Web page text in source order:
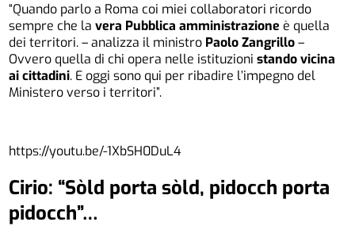
“Quando parlo a Roma coi miei collaboratori ricordo
sempre che lavera Pubblica amministrazione è quella
dei territori. – analizza il ministro Paolo Zangrillo–
Ovvero quella di chi opera nelle istituzionistando vicina
ai cittadini. E oggi sono qui per ribadire l’impegno del
Ministero verso i territori”.
https://youtu.be/-1XbSH0DuL4
Cirio: “Sòld porta sòld, pidocch porta
pidocch”…